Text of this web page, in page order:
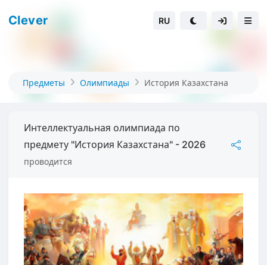
Clever RU
Предметы Олимпиады История Казахстана
Интеллектуальная олимпиада по
предмету "История Казахстана" - 2026
проводится